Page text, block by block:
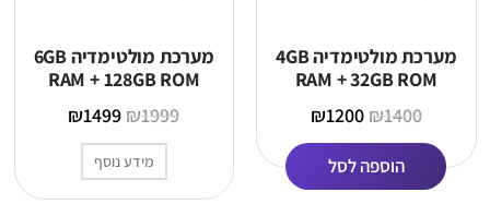
מערכת מולטימדיה 4GB
RAM + 32GB ROM
₪1400
₪1200
הוספה לסל
מערכת מולטימדיה 6GB
RAM + 128GB ROM
₪1999
₪1499
מידע נוסף